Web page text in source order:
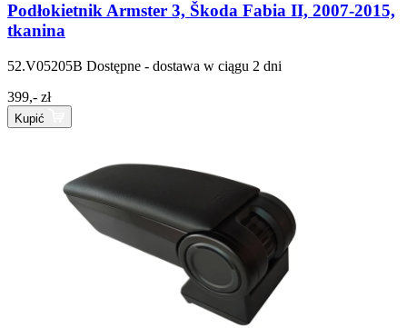
Podłokietnik Armster 3, Škoda Fabia II, 2007-2015,
tkanina
52.V05205B Dostępne - dostawa w ciągu 2 dni
399,- zł
Kupić